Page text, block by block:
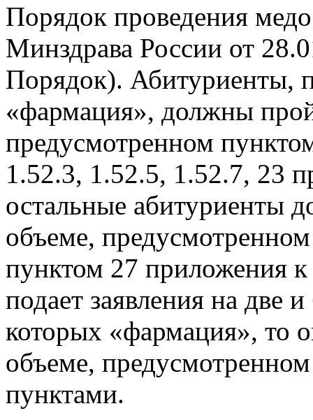
Порядок проведения
Минздрава России от
Порядок). Абитуриенты,
«фармация», должны
предусмотренном
1.52.3, 1.52.5, 1.52.7, 23
остальные абитуриенты
объеме,
пунктом 27 приложения
подает заявления на две
которых «фармация», то
объеме,
пунктами.